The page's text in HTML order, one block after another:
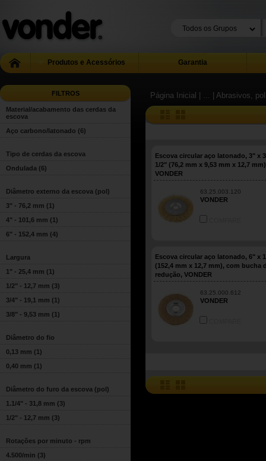
Produtos e Acessórios Garantia
FILTROS
Material/acabamento das cerdas da
escova
Aço carbono/latonado (6)
Tipo de cerdas da escova
Ondulada (6)
Diâmetro externo da escova (pol)
3" - 76,2 mm (1)
4" - 101,6 mm (1)
6" - 152,4 mm (4)
Largura
1" - 25,4 mm (1)
1/2" - 12,7 mm (3)
3/4" - 19,1 mm (1)
3/8" - 9,53 mm (1)
Diâmetro do fio
0,13 mm (1)
0,40 mm (1)
Diâmetro do furo da escova (pol)
1.1/4" - 31,8 mm (3)
1/2" - 12,7 mm (3)
Rotações por minuto - rpm
4.500/min (3)
Página Inicial | ... | Abrasivos,
Escova circular aço latonado, 3" x
1/2" (76,2 mm x 9,53 mm x 12,7 mm)
VONDER
63.25.003.120
VONDER
Escova circular aço latonado, 6" x
(152,4 mm x 12,7 mm), com bucha
redução, VONDER
63.25.000.612
VONDER